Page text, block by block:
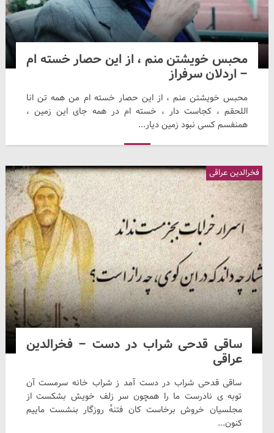
محبس خویشتن منم ، از این حصار خسته ام
– اردلان سرفراز
محبس خویشتن منم ، از این حصار خسته ام من همه تن انا
اللحقم ،‌ کجاست دار ، خسته ام در همه جای این زمین ،
همنفسم کسی نبود زمین دیار...
ساقی قدحی شراب در دست – فخرالدین
عراقی
ساقی قدحی شراب در دست آمد ز شراب خانه سرمست آن
توبه ی نادرست ما را همچون سر زلف خویش بشکست از
مجلسیان خروش برخاست کان فتنهٔ روزگار بنشست ماییم
کنون...
فخرالدین عراقی